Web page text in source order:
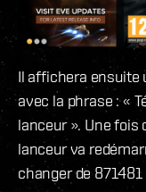
Il affichera ensuite
avec la phrase : «
lanceur ». Une
lanceur va
changer de